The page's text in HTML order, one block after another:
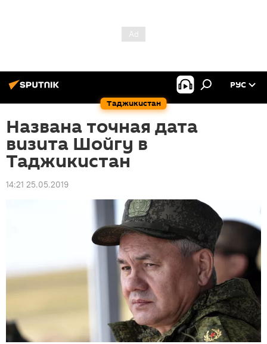
Таджикистан
РУС
Названа точная дата
визита Шойгу в
Таджикистан
14:21 25.05.2019